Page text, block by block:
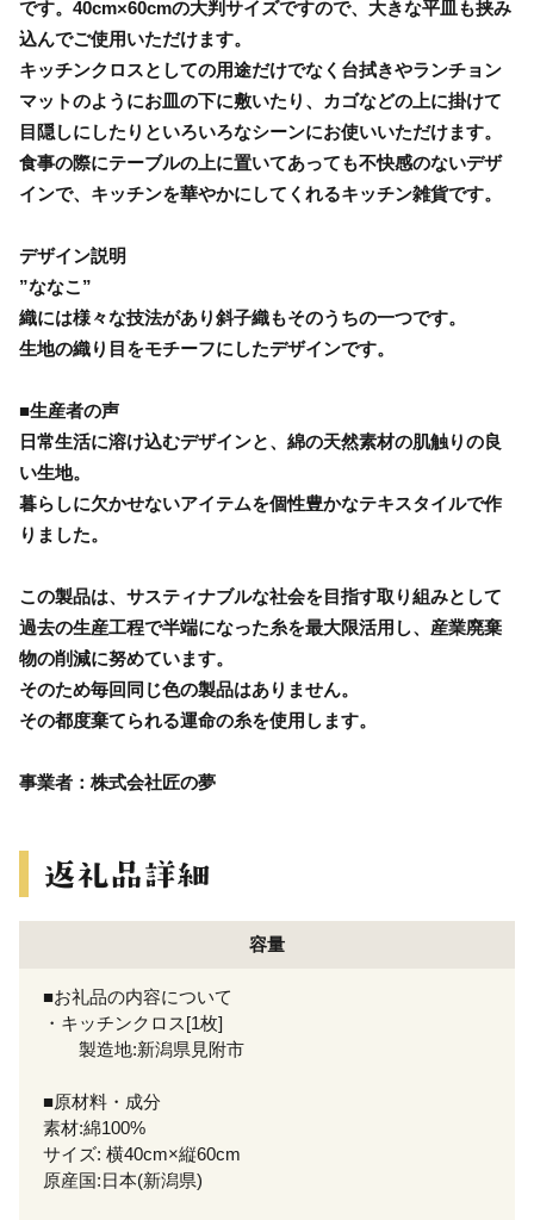
です。40cm×60cmの大判サイズですので、大きな平皿も挟み
込んでご使用いただけます。
キッチンクロスとしての用途だけでなく台拭きやランチョン
マットのようにお皿の下に敷いたり、カゴなどの上に掛けて
目隠しにしたりといろいろなシーンにお使いいただけます。
食事の際にテーブルの上に置いてあっても不快感のないデザ
インで、キッチンを華やかにしてくれるキッチン雑貨です。
デザイン説明
”ななこ”
織には様々な技法があり斜子織もそのうちの一つです。
生地の織り目をモチーフにしたデザインです。
■生産者の声
日常生活に溶け込むデザインと、綿の天然素材の肌触りの良
い生地。
暮らしに欠かせないアイテムを個性豊かなテキスタイルで作
りました。
この製品は、サスティナブルな社会を目指す取り組みとして
過去の生産工程で半端になった糸を最大限活用し、産業廃棄
物の削減に努めています。
そのため毎回同じ色の製品はありません。
その都度棄てられる運命の糸を使用します。
事業者：株式会社匠の夢
容量
■お礼品の内容について
・キッチンクロス[1枚]
製造地:新潟県見附市
■原材料・成分
素材:綿100%
サイズ: 横40cm×縦60cm
原産国:日本(新潟県)